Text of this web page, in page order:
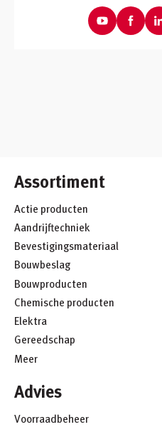
Assortiment
Actie producten
Aandrijftechniek
Bevestigingsmateriaal
Bouwbeslag
Bouwproducten
Chemische producten
Elektra
Gereedschap
Meer
Advies
Voorraadbeheer